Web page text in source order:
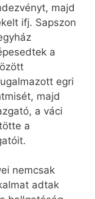
majd
ifj. Sapszon
a
egri
majd
a váci
a
nemcsak
adtak